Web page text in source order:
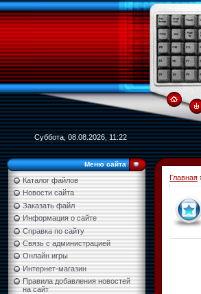
Суббота, 08.08.2026, 11:22
Меню сайта
Каталог файлов
Новости сайта
Заказать файл
Информация о сайте
Справка по сайту
Связь с администрацией
Онлайн игры
Интернет-магазин
Правила добавления новостей
на сайт
Главная